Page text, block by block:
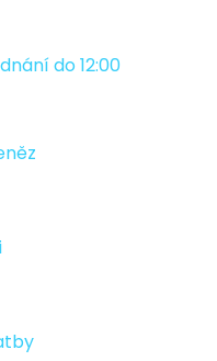
do 12:00